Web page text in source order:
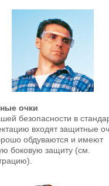
очки
безопасности в
входят защитные
обдуваются и имеют
боковую защиту (см.